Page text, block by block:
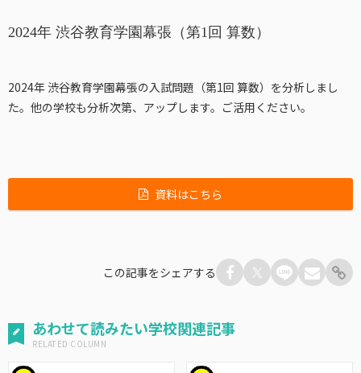
2024年 渋谷教育学園幕張（第1回 算数）
2024年 渋谷教育学園幕張の入試問題（第1回 算数）を分析しまし
た。他の学校も分析次第、アップします。ご活用ください。
資料はこちら
この記事をシェアする
あわせて読みたい学校関連記事